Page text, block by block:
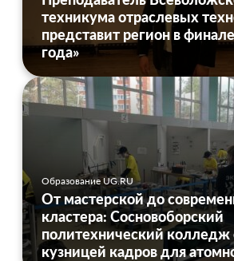
техникума отраслевых
представит регион в
года»
Образование UG.RU
От мастерской до
кластера: Сосновоборский
политехнический колледж
кузницей кадров для